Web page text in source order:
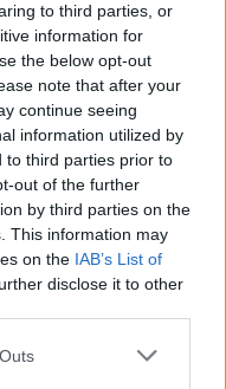
to third parties, or
information for
the below opt-out
note that after your
continue seeing
information utilized by
to third parties prior to
out of the further
by third parties on the
This information may
on the IAB’s List of
disclose it to other
one or more Google
και πνευματική
Νέα Υόρκη, ο π.
που φιλοτεχνεί